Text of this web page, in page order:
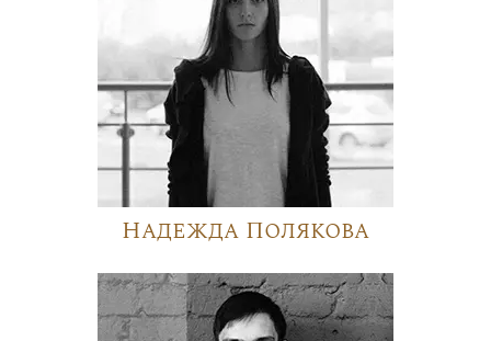
Надежда Полякова